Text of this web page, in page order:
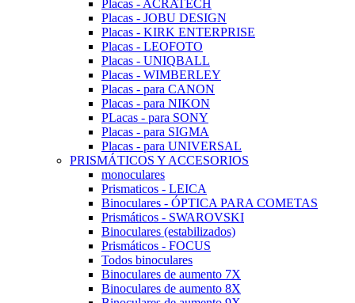
Placas - ACRATECH
Placas - JOBU DESIGN
Placas - KIRK ENTERPRISE
Placas - LEOFOTO
Placas - UNIQBALL
Placas - WIMBERLEY
Placas - para CANON
Placas - para NIKON
PLacas - para SONY
Placas - para SIGMA
Placas - para UNIVERSAL
PRISMÁTICOS Y ACCESORIOS
monoculares
Prismaticos - LEICA
Binoculares - ÓPTICA PARA COMETAS
Prismáticos - SWAROVSKI
Binoculares (estabilizados)
Prismáticos - FOCUS
Todos binoculares
Binoculares de aumento 7X
Binoculares de aumento 8X